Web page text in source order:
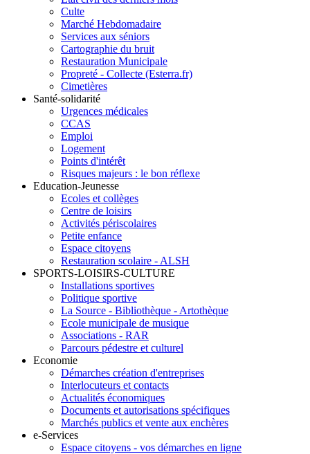
Culte
Marché Hebdomadaire
Services aux séniors
Cartographie du bruit
Restauration Municipale
Propreté - Collecte (Esterra.fr)
Cimetières
Santé-solidarité
Urgences médicales
CCAS
Emploi
Logement
Points d'intérêt
Risques majeurs : le bon réflexe
Education-Jeunesse
Ecoles et collèges
Centre de loisirs
Activités périscolaires
Petite enfance
Espace citoyens
Restauration scolaire - ALSH
SPORTS-LOISIRS-CULTURE
Installations sportives
Politique sportive
La Source - Bibliothèque - Artothèque
Ecole municipale de musique
Associations - RAR
Parcours pédestre et culturel
Economie
Démarches création d'entreprises
Interlocuteurs et contacts
Actualités économiques
Documents et autorisations spécifiques
Marchés publics et vente aux enchères
e-Services
Espace citoyens - vos démarches en ligne